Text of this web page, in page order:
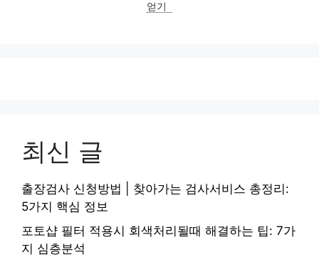
얻기
최신 글
출장검사 신청방법 | 찾아가는 검사서비스 총정리:
5가지 핵심 정보
포토샵 필터 적용시 회색처리될때 해결하는 팁: 7가
지 심층분석